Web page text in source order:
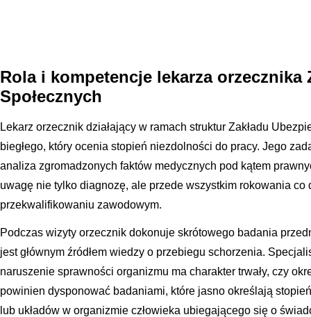
Rola i kompetencje lekarza orzecznika
Społecznych
Lekarz orzecznik działający w ramach struktur Zakładu
biegłego, który ocenia stopień niezdolności do pracy. Jego
analiza zgromadzonych faktów medycznych pod kątem
uwagę nie tylko diagnozę, ale przede wszystkim rokowania
przekwalifikowaniu zawodowym.
Podczas wizyty orzecznik dokonuje skrótowego badania
jest głównym źródłem wiedzy o przebiegu schorzenia.
naruszenie sprawności organizmu ma charakter trwały, czy
powinien dysponować badaniami, które jasno określają
lub układów w organizmie człowieka ubiegającego się o